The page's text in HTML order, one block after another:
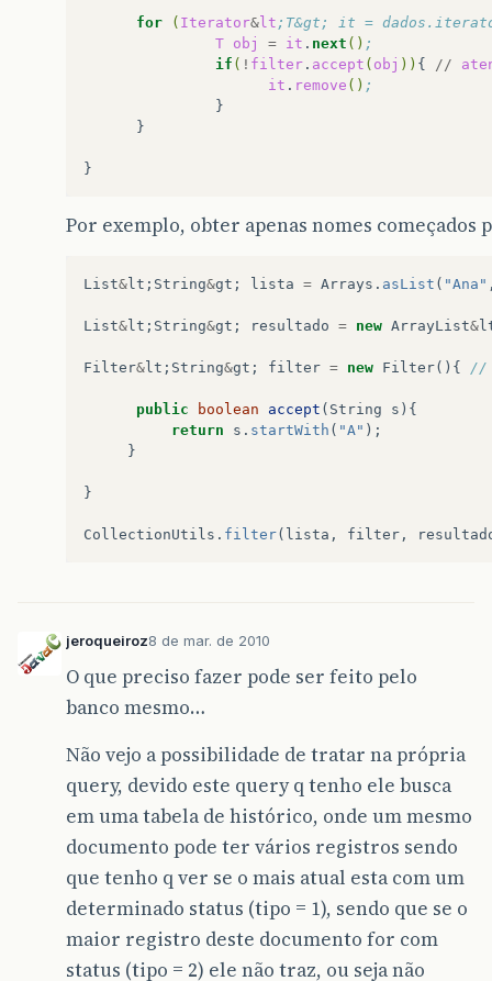
for ( Iterator&lt ;T&gt; it =
T obj = it . next () ;
if ( ! filter . accept ( obj )) { //
it . remove () ;
}
Por exemplo, obter apenas nomes começados
List& lt ; String&gt ; lista = Arrays . asList ( "Ana"
List& lt ; String&gt ; resultado = new ArrayList&
Filter& lt ; String&gt ; filter = new Filter(){ //
public boolean accept ( String s ){
return
s . startWith ( "A" );
}
}
CollectionUtils . filter( lista , filter ,
jeroqueiroz8 de mar. de 2010
O que preciso fazer pode ser feito pelo
banco mesmo…
Não vejo a possibilidade de tratar na própria
query, devido este query q tenho ele busca
em uma tabela de histórico, onde um mesmo
documento pode ter vários registros sendo
que tenho q ver se o mais atual esta com um
determinado status (tipo = 1), sendo que se o
maior registro deste documento for com
status (tipo = 2) ele não traz, ou seja não